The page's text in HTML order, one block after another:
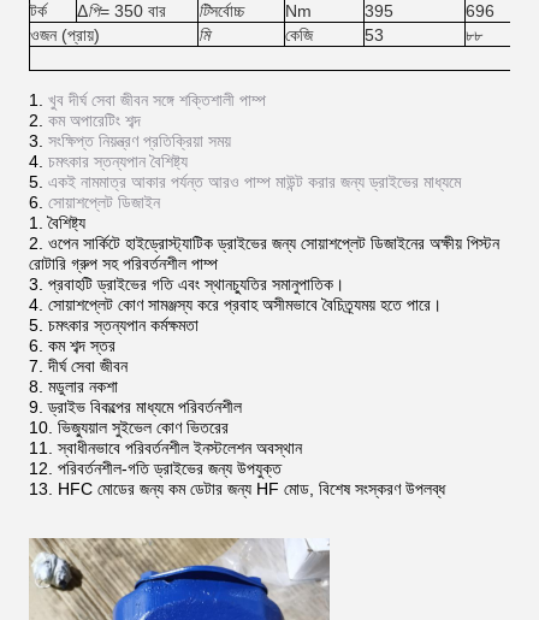
টর্ক
Δপি= 350 বার টিসর্বোচ্চ Nm 395
696
ওজন (প্রায়)
মি কেজি 53 ৮৮
খুব দীর্ঘ সেবা জীবন সঙ্গে শক্তিশালী পাম্প
কম অপারেটিং শব্দ
সংক্ষিপ্ত নিয়ন্ত্রণ প্রতিক্রিয়া সময়
চমৎকার স্তন্যপান বৈশিষ্ট্য
একই নামমাত্র আকার পর্যন্ত আরও পাম্প মাউন্ট করার জন্য ড্রাইভের মাধ্যমে
সোয়াশপ্লেট ডিজাইন
বৈশিষ্ট্য
ওপেন সার্কিটে হাইড্রোস্ট্যাটিক ড্রাইভের জন্য সোয়াশপ্লেট ডিজাইনের অক্ষীয় পিস্টন
রোটারি গ্রুপ সহ পরিবর্তনশীল পাম্প
প্রবাহটি ড্রাইভের গতি এবং স্থানচ্যুতির সমানুপাতিক।
সোয়াশপ্লেট কোণ সামঞ্জস্য করে প্রবাহ অসীমভাবে বৈচিত্র্যময় হতে পারে।
চমৎকার স্তন্যপান কর্মক্ষমতা
কম শব্দ স্তর
দীর্ঘ সেবা জীবন
মডুলার নকশা
ড্রাইভ বিকল্পের মাধ্যমে পরিবর্তনশীল
ভিজ্যুয়াল সুইভেল কোণ ভিতরের
স্বাধীনভাবে পরিবর্তনশীল ইনস্টলেশন অবস্থান
পরিবর্তনশীল-গতি ড্রাইভের জন্য উপযুক্ত
HFC মোডের জন্য কম ডেটার জন্য HF মোড, বিশেষ সংস্করণ উপলব্ধ